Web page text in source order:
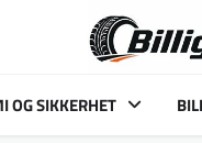
OG SIKKERHET